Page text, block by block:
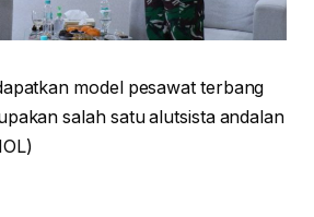
model pesawat terbang
salah satu alutsista andalan